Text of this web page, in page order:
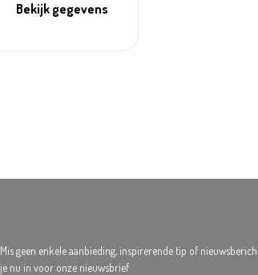
Bekijk gegevens
Mis geen enkele aanbieding, inspirerende tip of
je nu in voor onze nieuwsbrief